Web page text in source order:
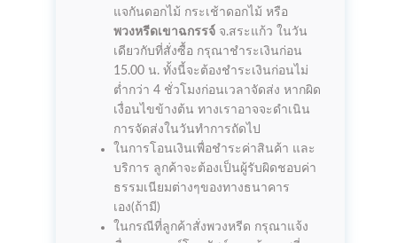
แจกันดอกไม้ กระเช้าดอกไม้ หรือ
พวงหรีดเขาฉกรรจ์ จ.สระแก้ว ในวัน
เดียวกับที่สั่งซื้อ กรุณาชำระเงินก่อน
15.00 น. ทั้งนี้จะต้องชำระเงินก่อนไม่
ต่ำกว่า 4 ชั่วโมงก่อนเวลาจัดส่ง หากผิด
เงื่อนไขข้างต้น ทางเราอาจจะดำเนิน
การจัดส่งในวันทำการถัดไป
ในการโอนเงินเพื่อชำระค่าสินค้า และ
บริการ ลูกค้าจะต้องเป็นผู้รับผิดชอบค่า
ธรรมเนียมต่างๆของทางธนาคาร
เอง(ถ้ามี)
ในกรณีที่ลูกค้าสั่งพวงหรีด กรุณาแจ้ง